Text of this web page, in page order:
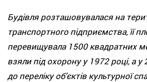
Будівля розташовувалася на
транспортного підприємства, її
перевищувала 1500 квадратних
взяли під охорону у 1972 році, а у
до переліку об’єктів культурної